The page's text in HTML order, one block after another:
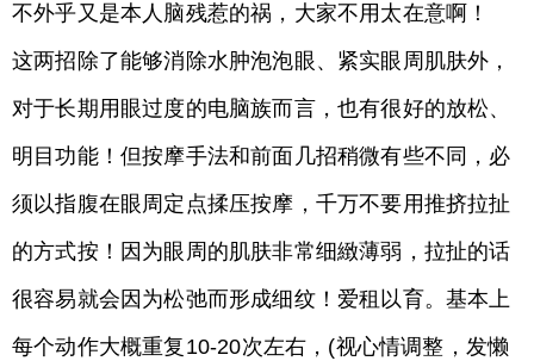
不外乎又是本人脑残惹的祸，大家不用太在意啊！
这两招除了能够消除水肿泡泡眼、紧实眼周肌肤外，
对于长期用眼过度的电脑族而言，也有很好的放松、
明目功能！但按摩手法和前面几招稍微有些不同，必
须以指腹在眼周定点揉压按摩，千万不要用推挤拉扯
的方式按！因为眼周的肌肤非常细緻薄弱，拉扯的话
很容易就会因为松弛而形成细纹！爱租以育。基本上
每个动作大概重复10-20次左右，(视心情调整，发懒